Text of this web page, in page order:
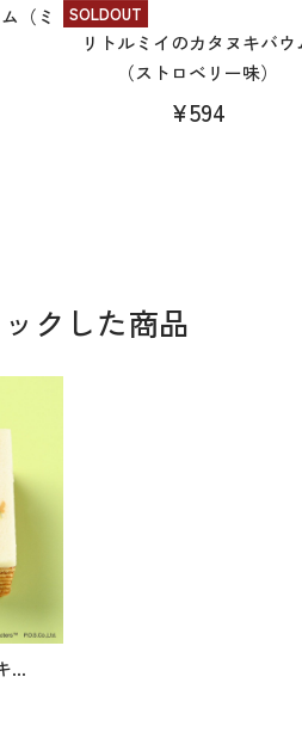
（ミ
SOLDOUT
リトルミイのカタヌキバウ
（ストロベリー味）
¥594
クした商品
...